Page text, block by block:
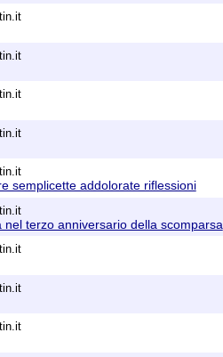
semplicette addolorate riflessioni
nel terzo anniversario della scomparsa